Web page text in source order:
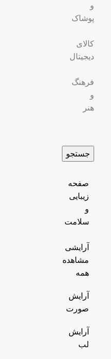
و
پوشاک
کالای
دیجیتال
فرهنگ
و
هنر
جستجو
صفحه
زیبایی
و
سلامت
آرایشی
مشاهده
همه
آرایش
صورت
آرایش
لب